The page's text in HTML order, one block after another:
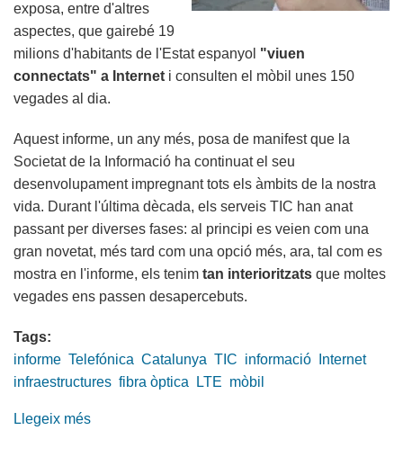
passat
no
és
important,
destrueix-
exposa, entre d'altres
aspectes, que gairebé 19
milions d'habitants de l'Estat espanyol "viuen
connectats" a Internet i consulten el mòbil unes 150
vegades al dia.
Aquest informe, un any més, posa de manifest que la
Societat de la Informació ha continuat el seu
desenvolupament impregnant tots els àmbits de la nostra
vida. Durant l'última dècada, els serveis TIC han anat
passant per diverses fases: al principi es veien com una
gran novetat, més tard com una opció més, ara, tal com es
mostra en l'informe, els tenim tan interioritzats que moltes
vegades ens passen desapercebuts.
Tags:
informe Telefónica Catalunya TIC informació
Internet
infraestructures fibra òptica LTE mòbil
Llegeix més